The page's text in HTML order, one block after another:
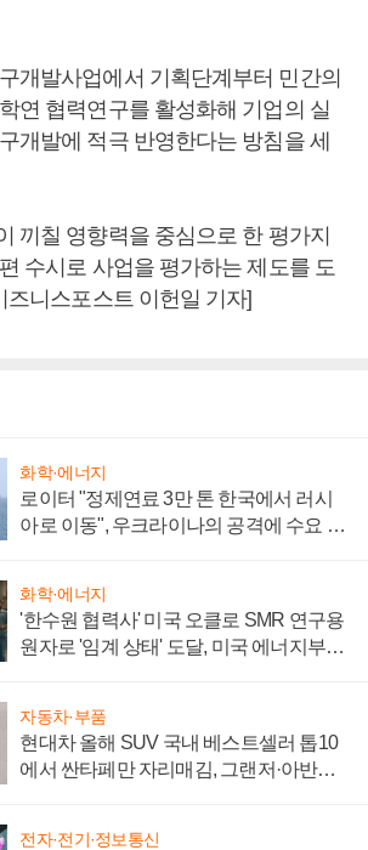
개발사업에서 기획단계부터 민간의
연 협력연구를 활성화해 기업의 실
개발에 적극 반영한다는 방침을 세
끼칠 영향력을 중심으로 한 평가지
수시로 사업을 평가하는 제도를 도
즈니스포스트 이헌일 기자]
화학·에너지
로이터 "정제연료 3만 톤 한국에서 러시
아로 이동", 우크라이나의 공격에 수요 늘
화학·에너지
'한수원 협력사' 미국 오클로 SMR 연구용
원자로 '임계 상태' 도달, 미국 에너지부
자동차·부품
현대차 올해 SUV 국내 베스트셀러 톱10
에서 싼타페만 자리매김, 그랜저·아반떼
전자·전기·정보통신